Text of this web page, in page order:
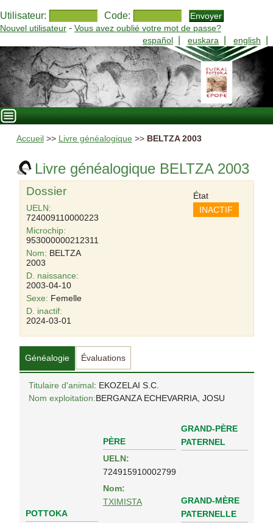
Utilisateur: Code:
Nouvel utilisateur - Vous avez oublié votre mot de passe?
español
euskara english
Accueil >> Livre généalogique >> BELTZA 2003
Livre généalogique BELTZA 2003
Dossier
UELN:
724009110000223
Microchip:
953000000212311
Nom: BELTZA
2003
D. naissance:
2003-04-10
Sexe: Femelle
État
INACTIF
D. inactif:
2024-03-01
Généalogie Évaluations
Titulaire d'animal: EKOZELAI S.C.
Nom exploitation:BERGANZA ECHEVARRIA, JOSU
POTTOKA
PÈRE
UELN:
724915910002799
Nom:
TXIMISTA
GRAND-PÈRE
PATERNEL
GRAND-MÈRE
PATERNELLE